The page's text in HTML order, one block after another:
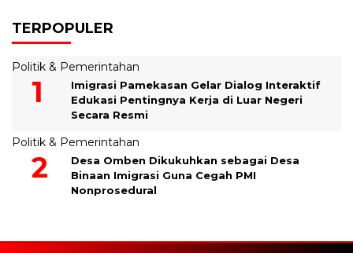
TERPOPULER
Politik & Pemerintahan
Imigrasi Pamekasan Gelar Dialog Interaktif
Edukasi Pentingnya Kerja di Luar Negeri
Secara Resmi
Politik & Pemerintahan
Desa Omben Dikukuhkan sebagai Desa
Binaan Imigrasi Guna Cegah PMI
Nonprosedural